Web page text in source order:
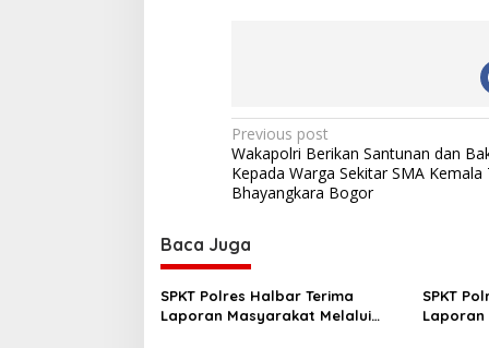
P
o
s
n
a
v
Previous post
Wakapolri Berikan Santunan dan
Kepada Warga Sekitar SMA Kemala
Bhayangkara Bogor
Baca Juga
SPKT Polres Halbar Terima
Laporan Masyarakat Melalui
SPKT
Laporan